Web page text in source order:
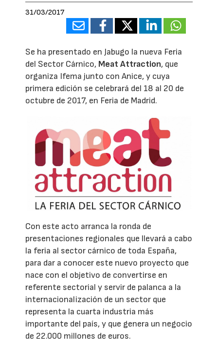
31/03/2017
Se ha presentado en Jabugo la nueva Feria
del Sector Cárnico, Meat Attraction, que
organiza Ifema junto con Anice, y cuya
primera edición se celebrará del 18 al 20 de
octubre de 2017, en Feria de Madrid.
Con este acto arranca la ronda de
presentaciones regionales que llevará a cabo
la feria al sector cárnico de toda España,
para dar a conocer este nuevo proyecto que
nace con el objetivo de convertirse en
referente sectorial y servir de palanca a la
internacionalización de un sector que
representa la cuarta industria más
importante del país, y que genera un negocio
de 22.000 millones de euros.